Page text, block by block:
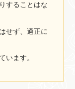
することはな
せず、適正に
います。